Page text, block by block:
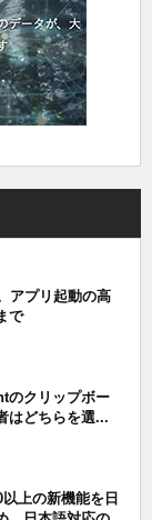
アプリ起動の高
で
のクリップボー
はどちらを選...
以上の新機能を日